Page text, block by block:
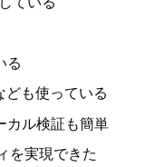
る
も使っている
カル検証も簡単
を実現できた